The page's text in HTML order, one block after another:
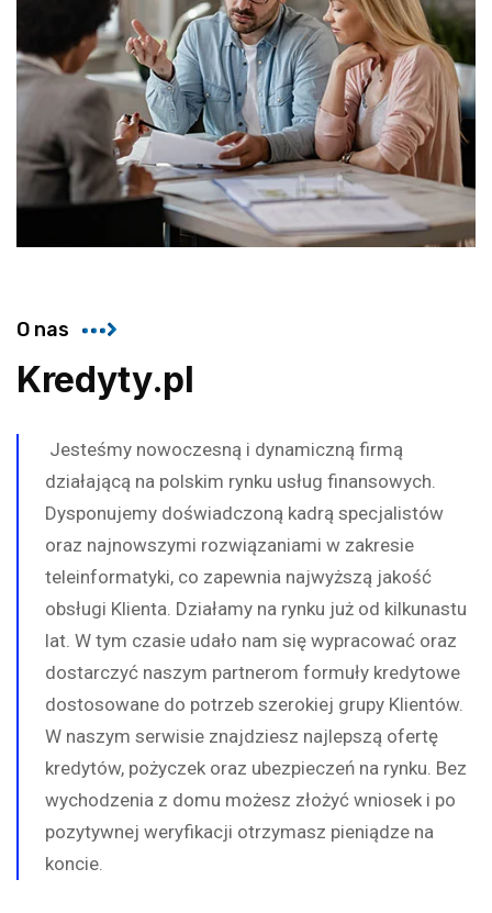
O nas
Kredyty.pl
Jesteśmy nowoczesną i dynamiczną firmą
działającą na polskim rynku usług finansowych.
Dysponujemy doświadczoną kadrą specjalistów
oraz najnowszymi rozwiązaniami w zakresie
teleinformatyki, co zapewnia najwyższą jakość
obsługi Klienta. Działamy na rynku już od kilkunastu
lat. W tym czasie udało nam się wypracować oraz
dostarczyć naszym partnerom formuły kredytowe
dostosowane do potrzeb szerokiej grupy Klientów.
W naszym serwisie znajdziesz najlepszą ofertę
kredytów, pożyczek oraz ubezpieczeń na rynku. Bez
wychodzenia z domu możesz złożyć wniosek i po
pozytywnej weryfikacji otrzymasz pieniądze na
koncie.